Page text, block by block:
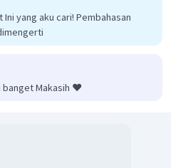
yang aku cari! Pembahasan
banget Makasih ❤️